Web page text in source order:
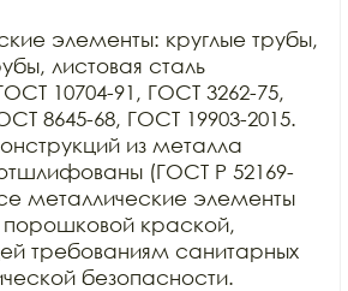
элементы: круглые трубы,
листовая сталь
10704-91, ГОСТ 3262-75,
8645-68, ГОСТ 19903-2015.
из металла
(ГОСТ Р 52169-
металлические элементы
краской,
требованиям санитарных
безопасности.